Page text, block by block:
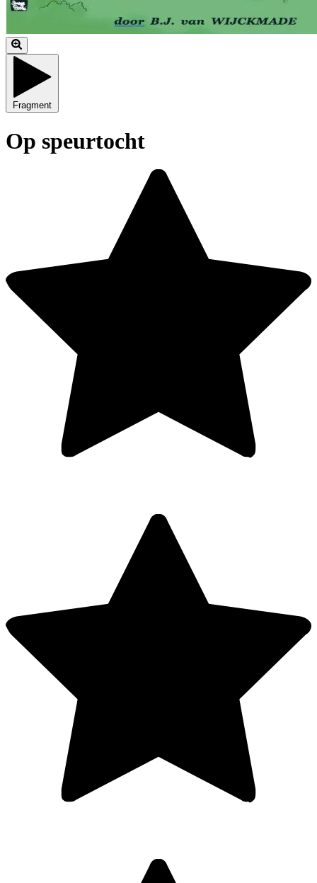
Fragment
Op speurtocht